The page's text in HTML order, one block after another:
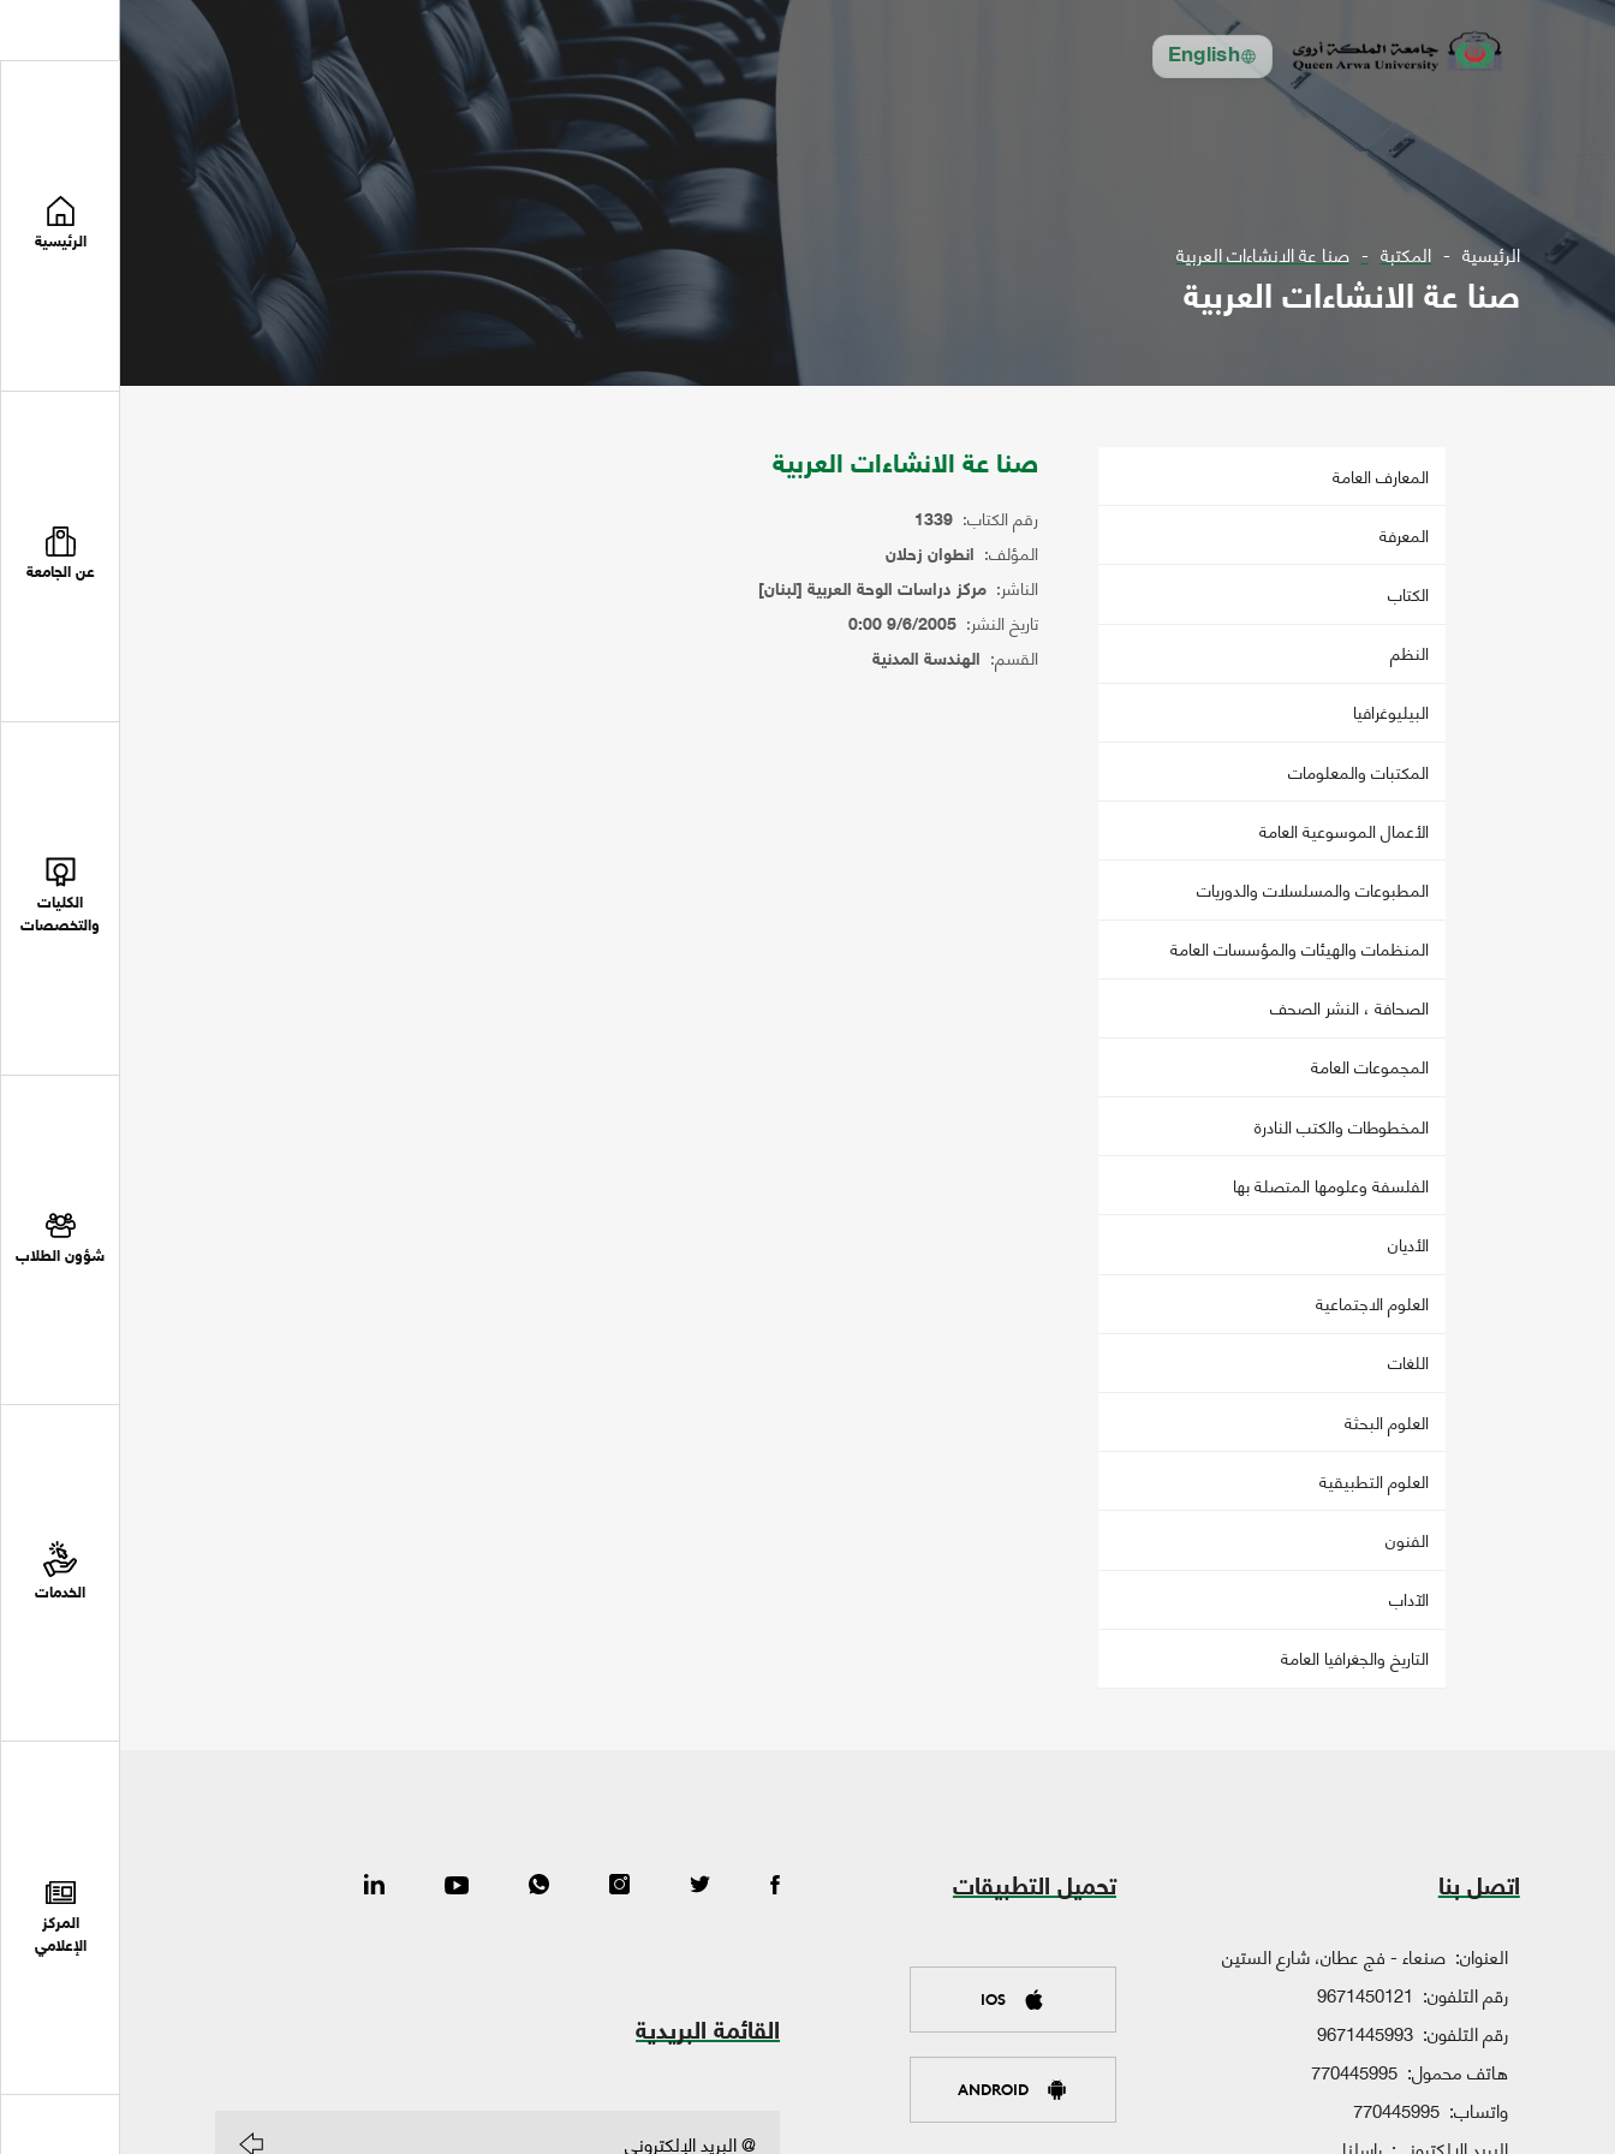
English
الرئيسية
عن الجامعة
الكليات
والتخصصات
شؤون الطلاب
الخدمات
المركز
الإعلامي
الرئيسية المكتبة صنا عة الانشاءات العربية
صنا عة الانشاءات العربية
المعارف العامة
المعرفة
الكتاب
النظم
البيليوغرافيا
المكتبات والمعلومات
الأعمال الموسوعية العامة
المطبوعات والمسلسلات والدوريات
المنظمات والهيئات والمؤسسات العامة
الصحافة ، النشر الصحف
المجموعات العامة
المخطوطات والكتب النادرة
الفلسفة وعلومها المتصلة بها
الأديان
العلوم الاجتماعية
اللغات
العلوم البحثة
العلوم التطبيقية
الفنون
الآداب
التاريخ والجغرافيا العامة
صنا عة الانشاءات العربية
رقم الكتاب: 1339
المؤلف: انطوان زحلان
الناشر: مركز دراسات الوحة العربية [لبنان]
تاريخ النشر: 9/6/2005 0:00
القسم: الهندسة المدنية
اتصل بنا
العنوان: صنعاء - فج عطان، شارع الستين
رقم التلفون: 9671450121
رقم التلفون: 9671445993
هاتف محمول: 770445995
واتساب: 770445995
تحميل التطبيقات
IOS
ANDROID
القائمة البريدية